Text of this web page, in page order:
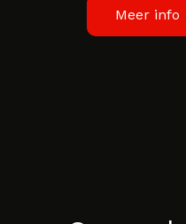
Meer info